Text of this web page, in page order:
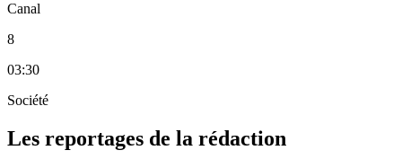
Canal
8
03:30
Société
Les reportages de la rédaction